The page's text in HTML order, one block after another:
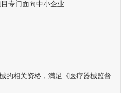
专门面向中小企业
的相关资格，满足《医疗器械监督